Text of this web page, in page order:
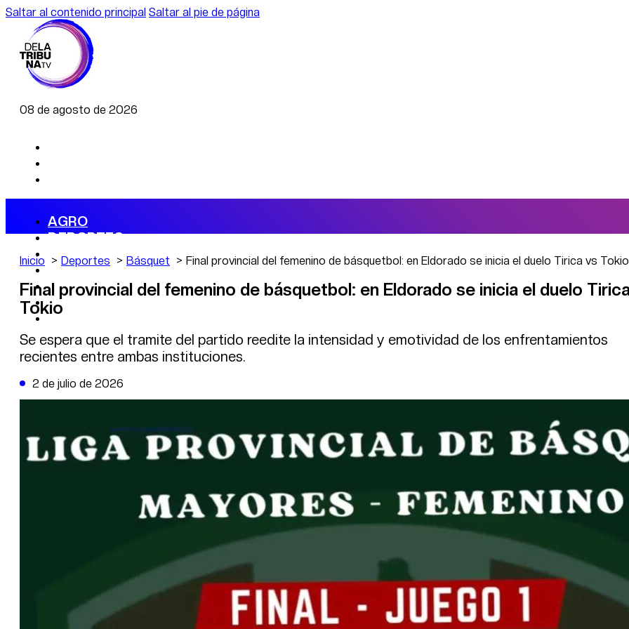
Saltar al contenido principal Saltar al pie de página
08 de agosto de 2026
AGRO
DEPORTES
ECONOMÍA
POLÍTICA
CAMBIO CLIMÁTICO
DATA FIRME
DE LA TRIBUNA TV
Inicio Deportes Básquet Final provincial del femenino de básquetbol: en Eldorado se inicia el duelo Tirica vs Tokio
Final provincial del femenino de básquetbol: en Eldorado se inicia el duelo
Tokio
Se espera que el tramite del partido reedite la intensidad y emotividad de los enfrentamientos
recientes entre ambas instituciones.
2 de julio de 2026